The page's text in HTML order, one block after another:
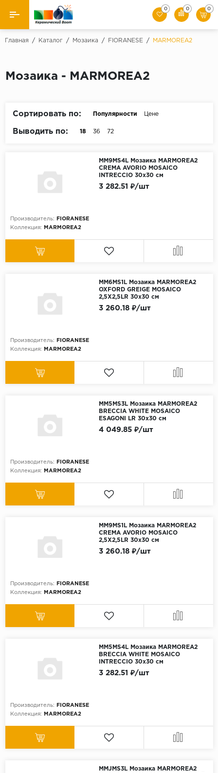
Назад
0 0 0
Главная / Каталог / Мозаика / FIORANESE / MARMOREA2
Мозаика - MARMOREA2
Сортировать по: Популярности Цене
Выводить по: 18 36 72
MM9MS4L Мозаика MARMOREA2
CREMA AVORIO MOSAICO
INTRECCIO 30x30 см
Производитель:
FIORANESE
Коллекция:
MARMOREA2
3 282.51 ₽/шт
MM6MS1L Мозаика MARMOREA2
OXFORD GREIGE MOSAICO
2,5X2,5LR 30x30 см
Производитель:
FIORANESE
Коллекция:
MARMOREA2
3 260.18 ₽/шт
MM5MS3L Мозаика MARMOREA2
BRECCIA WHITE MOSAICO
ESAGONI LR 30x30 см
Производитель:
FIORANESE
Коллекция:
MARMOREA2
4 049.85 ₽/шт
MM9MS1L Мозаика MARMOREA2
CREMA AVORIO MOSAICO
2,5X2,5LR 30x30 см
Производитель:
FIORANESE
Коллекция:
MARMOREA2
3 260.18 ₽/шт
MM5MS4L Мозаика MARMOREA2
BRECCIA WHITE MOSAICO
INTRECCIO 30x30 см
Производитель:
FIORANESE
Коллекция:
MARMOREA2
3 282.51 ₽/шт
MMJMS3L Мозаика MARMOREA2